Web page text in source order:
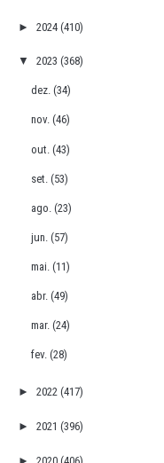
► 2024 (410)
▼ 2023 (368)
dez.(34)
nov.(46)
out.(43)
set.(53)
ago.(23)
jun.(57)
mai.(11)
abr.(49)
mar.(24)
fev.(28)
► 2022 (417)
► 2021 (396)